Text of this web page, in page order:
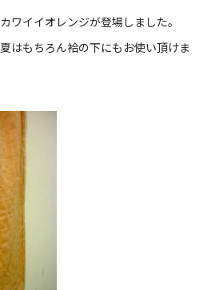
ワイイオレンジが登場しました。
はもちろん袷の下にもお使い頂けま